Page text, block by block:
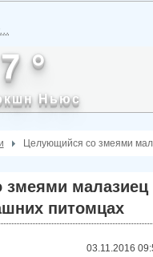
°
Ньюс
Целующийся со змеями
малазиец
питомцах
03.11.2016